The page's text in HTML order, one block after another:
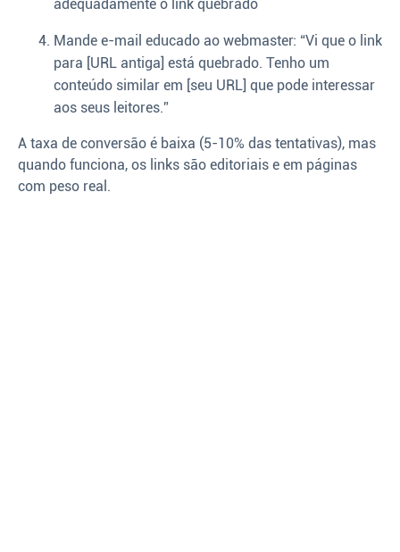
adequadamente o link quebrado
Mande e-mail educado ao webmaster: “Vi que o link
para [URL antiga] está quebrado. Tenho um
conteúdo similar em [seu URL] que pode interessar
aos seus leitores.”
A taxa de conversão é baixa (5-10% das tentativas), mas
quando funciona, os links são editoriais e em páginas
com peso real.